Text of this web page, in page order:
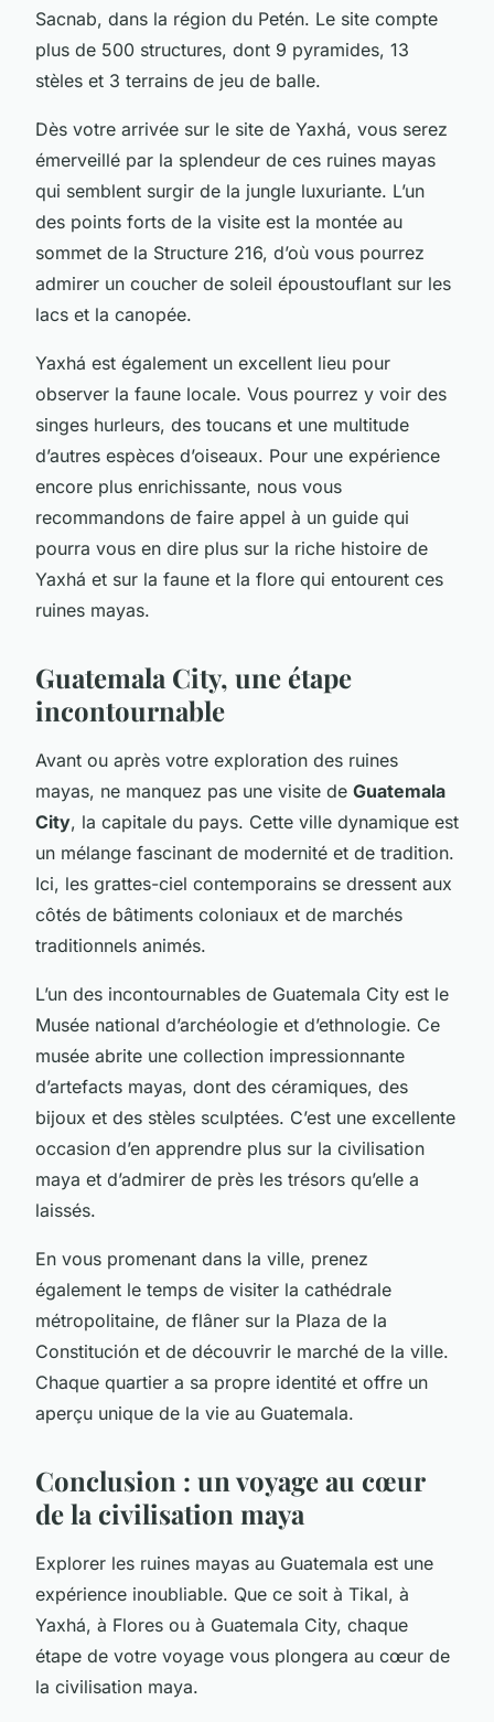
Sacnab, dans la région du Petén. Le site compte
plus de 500 structures, dont 9 pyramides, 13
stèles et 3 terrains de jeu de balle.
Dès votre arrivée sur le site de Yaxhá, vous serez
émerveillé par la splendeur de ces ruines mayas
qui semblent surgir de la jungle luxuriante. L’un
des points forts de la visite est la montée au
sommet de la Structure 216, d’où vous pourrez
admirer un coucher de soleil époustouflant sur les
lacs et la canopée.
Yaxhá est également un excellent lieu pour
observer la faune locale. Vous pourrez y voir des
singes hurleurs, des toucans et une multitude
d’autres espèces d’oiseaux. Pour une expérience
encore plus enrichissante, nous vous
recommandons de faire appel à un guide qui
pourra vous en dire plus sur la riche histoire de
Yaxhá et sur la faune et la flore qui entourent ces
ruines mayas.
Guatemala City, une étape
incontournable
Avant ou après votre exploration des ruines
mayas, ne manquez pas une visite de Guatemala
City, la capitale du pays. Cette ville dynamique est
un mélange fascinant de modernité et de tradition.
Ici, les grattes-ciel contemporains se dressent aux
côtés de bâtiments coloniaux et de marchés
traditionnels animés.
L’un des incontournables de Guatemala City est le
Musée national d’archéologie et d’ethnologie. Ce
musée abrite une collection impressionnante
d’artefacts mayas, dont des céramiques, des
bijoux et des stèles sculptées. C’est une excellente
occasion d’en apprendre plus sur la civilisation
maya et d’admirer de près les trésors qu’elle a
laissés.
En vous promenant dans la ville, prenez
également le temps de visiter la cathédrale
métropolitaine, de flâner sur la Plaza de la
Constitución et de découvrir le marché de la ville.
Chaque quartier a sa propre identité et offre un
aperçu unique de la vie au Guatemala.
Conclusion : un voyage au cœur
de la civilisation maya
Explorer les ruines mayas au Guatemala est une
expérience inoubliable. Que ce soit à Tikal, à
Yaxhá, à Flores ou à Guatemala City, chaque
étape de votre voyage vous plongera au cœur de
la civilisation maya.